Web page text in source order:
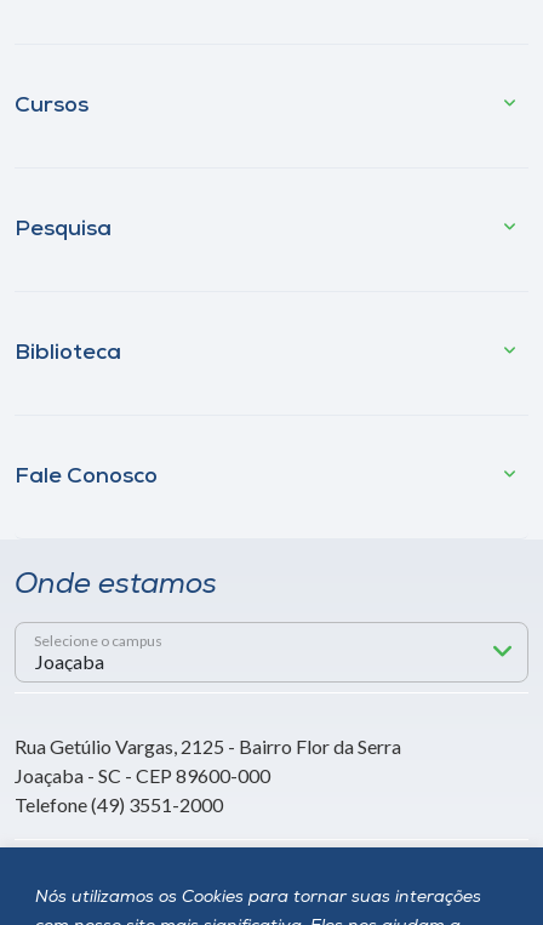
Nós utilizamos os Cookies para tornar suas interações
Cursos
Pesquisa
Biblioteca
Fale Conosco
Onde estamos
Selecione o campus
Rua Getúlio Vargas, 2125 - Bairro Flor da Serra
Joaçaba - SC - CEP 89600-000
Telefone (49) 3551-2000
Siga a Unoesc